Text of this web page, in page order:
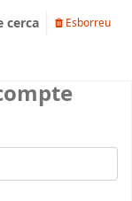
cerca Esborreu